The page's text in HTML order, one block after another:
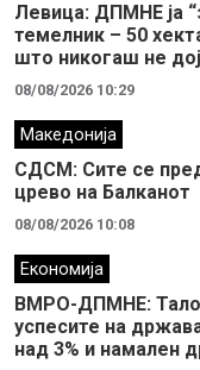
Левица: ДПМНЕ ја
темелник – 50
што никогаш не
08/08/2026 10:29
Македонија
СДСМ: Сите се
црево на Балканот
08/08/2026 10:08
Економија
ВМРО-ДПМНЕ:
успесите на
над 3% и намален